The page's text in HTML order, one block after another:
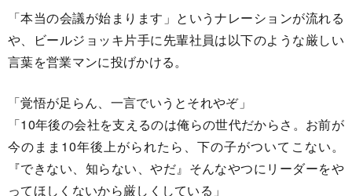
「本当の会議が始まります」というナレーションが流れる
や、ビールジョッキ片手に先輩社員は以下のような厳しい
言葉を営業マンに投げかける。
「覚悟が足らん、一言でいうとそれやぞ」
「10年後の会社を支えるのは俺らの世代だからさ。お前が
今のまま10年後上がられたら、下の子がついてこない。
『できない、知らない、やだ』そんなやつにリーダーをや
ってほしくないから厳しくしている」